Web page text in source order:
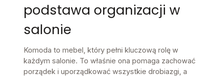
podstawa organizacji w
salonie
Komoda to mebel, który pełni kluczową rolę w
każdym salonie. To właśnie ona pomaga zachować
porządek i uporządkować wszystkie drobiazgi, a